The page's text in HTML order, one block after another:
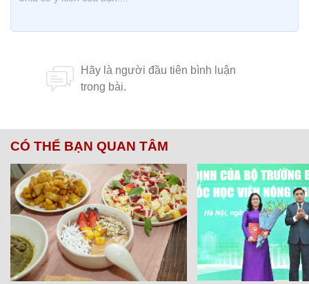
CÓ THỂ BẠN QUAN TÂM